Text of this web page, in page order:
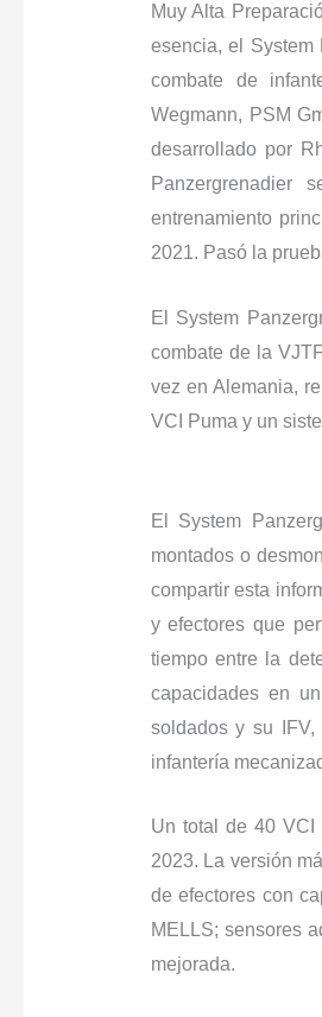
Muy Alta
esencia, el System
combate de
Wegmann, PSM
desarrollado por
entrenamiento
2021. Pasó la
El System
combate de la
vez en Alemania,
VCI Puma y un
El System
montados o
compartir esta
y efectores que
tiempo entre la
capacidades en
soldados y su
infantería
Un total de 40 VCI
2023. La versión
de efectores con
MELLS; sensores
mejorada.